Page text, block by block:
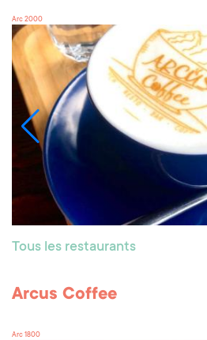
Arc 2000
Tous les restaurants
Arcus Coffee
Arc 1800